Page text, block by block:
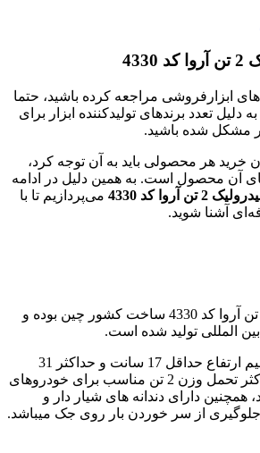
ابزارفروشی مراجعه کرده باشید، حتما
تعدد برندهای تولیدکننده ابزار برای
مشکل شده باشید.
خرید هر محصولی باید به آن توجه کرد،
آن محصول است. به همین دلیل در ادامه
آروا کد 4330
می‌پردازیم تا با
آشنا شوید.
جک روغنی هیدرولیک 2 تن آروا کد 4330 ساخت کشور چین بوده و
المللی تولید شده است.
این محصول قابلیت تنظیم ارتفاع حداقل 17 سانت و حداکثر 31
سانت را داراست و حداکثر تحمل وزن 2 تن مناسب برای خودروهای
دارای دندانه های شیار دار و
از سر خوردن بار روی جک میباشد.